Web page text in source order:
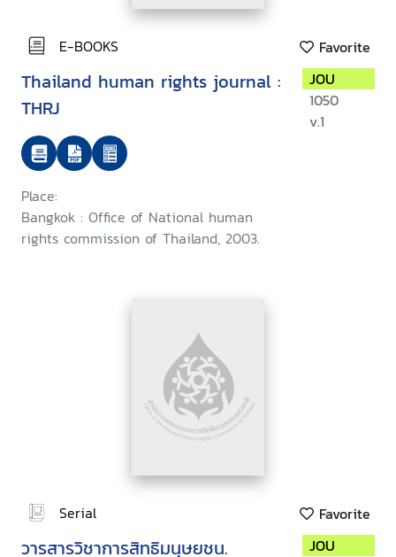
E-BOOKS Favorite
Thailand human rights journal :
THRJ
Place:
Bangkok : Office of National human
rights commission of Thailand, 2003.
JOU
1050
v.1
Serial Favorite
วารสารวิชาการสิทธิมนุษยชน.
JOU